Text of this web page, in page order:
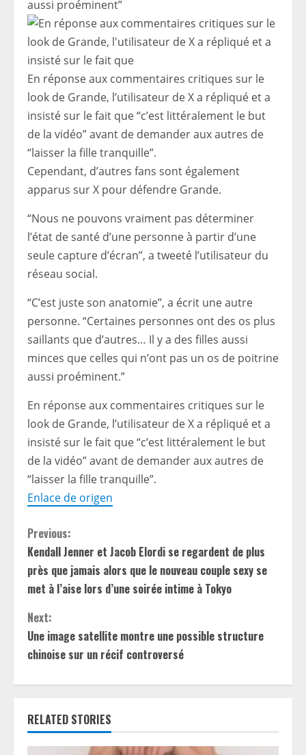
aussi proéminent”
En réponse aux commentaires critiques sur le
look de Grande, l’utilisateur de X a répliqué et a
insisté sur le fait que “c’est littéralement le but
de la vidéo” avant de demander aux autres de
“laisser la fille tranquille”.
Cependant, d’autres fans sont également
apparus sur X pour défendre Grande.
“Nous ne pouvons vraiment pas déterminer
l’état de santé d’une personne à partir d’une
seule capture d’écran”, a tweeté l’utilisateur du
réseau social.
“C’est juste son anatomie”, a écrit une autre
personne. “Certaines personnes ont des os plus
saillants que d’autres… Il y a des filles aussi
minces que celles qui n’ont pas un os de poitrine
aussi proéminent.”
En réponse aux commentaires critiques sur le
look de Grande, l’utilisateur de X a répliqué et a
insisté sur le fait que “c’est littéralement le but
de la vidéo” avant de demander aux autres de
“laisser la fille tranquille”.
Enlace de origen
C
o
n
t
i
n
u
e
Previous:
Kendall Jenner et Jacob Elordi se regardent de plus
près que jamais alors que le nouveau couple sexy se
met à l’aise lors d’une soirée intime à Tokyo
Next:
Une image satellite montre une possible structure
chinoise sur un récif controversé
RELATED STORIES